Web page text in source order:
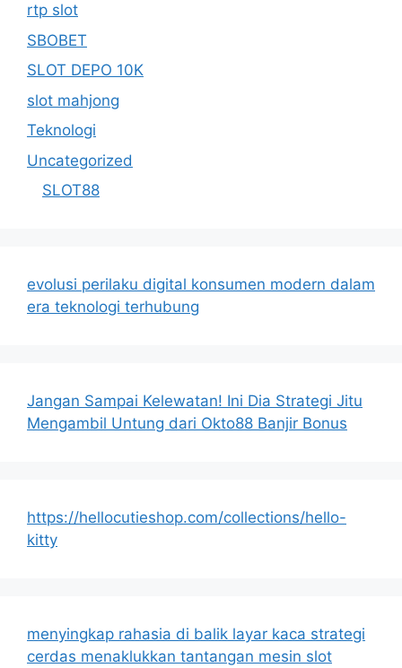
rtp slot
SBOBET
SLOT DEPO 10K
slot mahjong
Teknologi
Uncategorized
SLOT88
evolusi perilaku digital konsumen modern dalam
era teknologi terhubung
Jangan Sampai Kelewatan! Ini Dia Strategi Jitu
Mengambil Untung dari Okto88 Banjir Bonus
https://hellocutieshop.com/collections/hello-
kitty
menyingkap rahasia di balik layar kaca strategi
cerdas menaklukkan tantangan mesin slot